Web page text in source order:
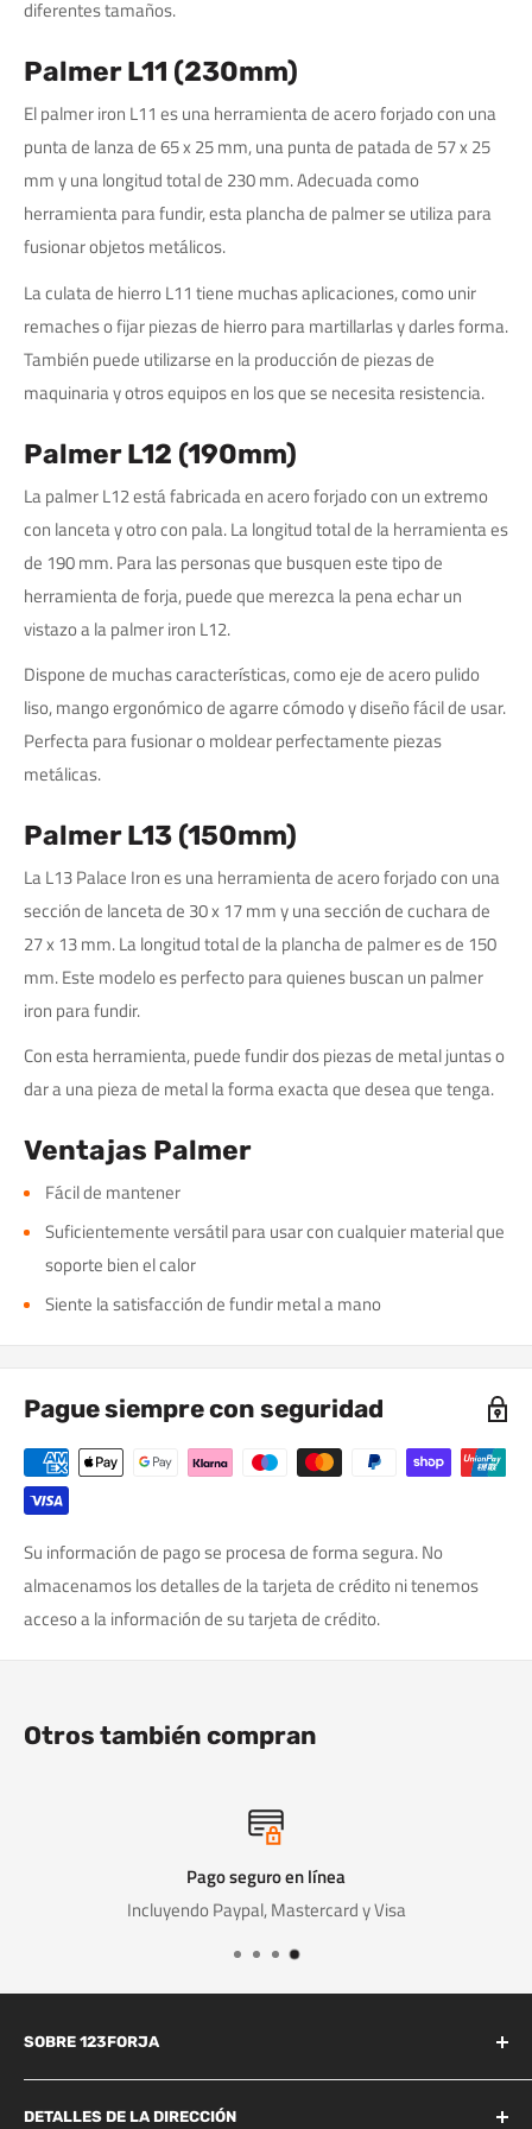
diferentes tamaños.
Palmer L11 (230mm)
El palmer iron L11 es una herramienta de acero forjado con una
punta de lanza de 65 x 25 mm, una punta de patada de 57 x 25
mm y una longitud total de 230 mm. Adecuada como
herramienta para fundir, esta plancha de palmer se utiliza para
fusionar objetos metálicos.
La culata de hierro L11 tiene muchas aplicaciones, como unir
remaches o fijar piezas de hierro para martillarlas y darles forma.
También puede utilizarse en la producción de piezas de
maquinaria y otros equipos en los que se necesita resistencia.
Palmer L12 (190mm)
La palmer L12 está fabricada en acero forjado con un extremo
con lanceta y otro con pala. La longitud total de la herramienta es
de 190 mm. Para las personas que busquen este tipo de
herramienta de forja, puede que merezca la pena echar un
vistazo a la palmer iron L12.
Dispone de muchas características, como eje de acero pulido
liso, mango ergonómico de agarre cómodo y diseño fácil de usar.
Perfecta para fusionar o moldear perfectamente piezas
metálicas.
Palmer L13 (150mm)
La L13 Palace Iron es una herramienta de acero forjado con una
sección de lanceta de 30 x 17 mm y una sección de cuchara de
27 x 13 mm. La longitud total de la plancha de palmer es de 150
mm. Este modelo es perfecto para quienes buscan un palmer
iron para fundir.
Con esta herramienta, puede fundir dos piezas de metal juntas o
dar a una pieza de metal la forma exacta que desea que tenga.
Ventajas Palmer
Fácil de mantener
Suficientemente versátil para usar con cualquier material que
soporte bien el calor
Siente la satisfacción de fundir metal a mano
Pague siempre con seguridad
Su información de pago se procesa de forma segura. No
almacenamos los detalles de la tarjeta de crédito ni tenemos
acceso a la información de su tarjeta de crédito.
Otros también compran
Pago seguro en línea
Incluyendo Paypal, Mastercard y Visa
SOBRE 123FORJA
123forja tiene años de experiencia en el campo de la forja y la
fundición.
DETALLES DE LA DIRECCIÓN